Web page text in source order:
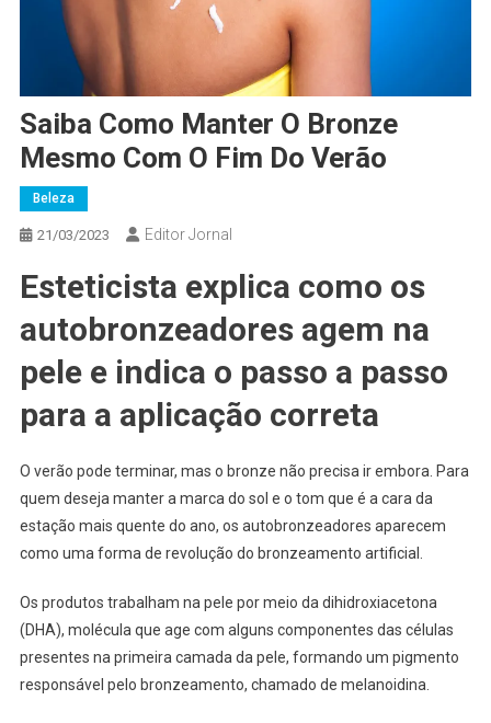
Saiba Como Manter O Bronze
Mesmo Com O Fim Do Verão
Beleza
21/03/2023 Editor Jornal
Esteticista explica como os
autobronzeadores agem na
pele e indica o passo a passo
para a aplicação correta
O verão pode terminar, mas o bronze não precisa ir embora. Para
quem deseja manter a marca do sol e o tom que é a cara da
estação mais quente do ano, os autobronzeadores aparecem
como uma forma de revolução do bronzeamento artificial.
Os produtos trabalham na pele por meio da dihidroxiacetona
(DHA), molécula que age com alguns componentes das células
presentes na primeira camada da pele, formando um pigmento
responsável pelo bronzeamento, chamado de melanoidina.